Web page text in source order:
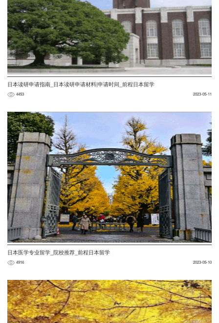
日本读研申请指南_日本读研申请材料|申请时间_前程日本留学
4453 2023-05-11
日本医学专业留学_院校推荐_前程日本留学
4916 2023-05-10